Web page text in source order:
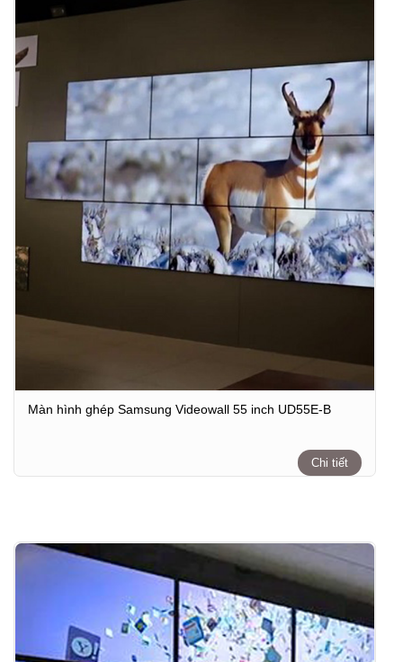
Màn hình ghép Samsung Videowall 55 inch UD55E-B
Chi tiết